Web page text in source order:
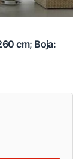
cm; Boja: